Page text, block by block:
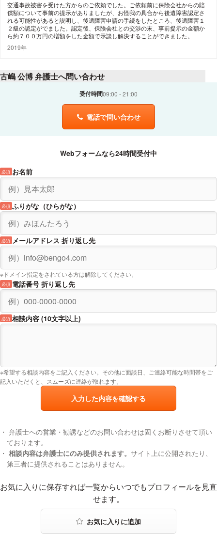
交通事故被害を受けた方からのご依頼でした。ご依頼前に保険会社からの賠
償額について事前の提示がありましたが、お怪我の具合から後遺障害認定さ
れる可能性があると説明し、後遺障害申請の手続をしたところ、後遺障害１
２級の認定がでました。認定後、保険会社との交渉の末、事前提示の金額か
ら約７００万円の増額をした金額で示談し解決することができました。
2019年
古嶋 公博 弁護士へ問い合わせ
受付時間09:00 21:00
電話で問い合わせ
Webフォームなら24時間受付中
お名前
必須
ふりがな（ひらがな）
必須
メールアドレス 折り返し先
必須
※ドメイン指定をされている方は解除してください。
電話番号 折り返し先
必須
相談内容 (10文字以上)
必須
※希望する相談内容をご記入ください。その他に面談日、ご連絡可能な時間帯をご
記入いただくと、スムーズに連絡が取れます。
入力した内容を確認する
弁護士への営業・勧誘などのお問い合わせは固くお断りさせて頂い
ております。
相談内容は弁護士にのみ提供されます。 サイト上に公開されたり、
第三者に提供されることはありません。
お気に入りに登録する
お気に入りに保存すれば一覧からいつでもプロフィールを見直
せます。